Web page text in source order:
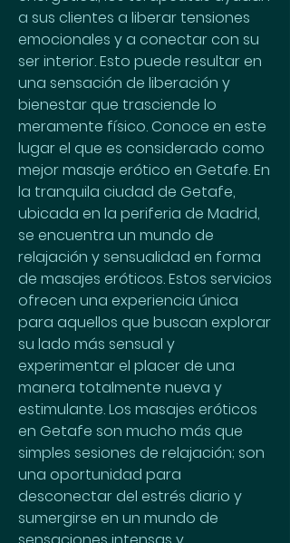
a sus clientes a liberar tensiones
emocionales y a conectar con su
ser interior. Esto puede resultar en
una sensación de liberación y
bienestar que trasciende lo
meramente físico. Conoce en este
lugar el que es considerado como
mejor masaje erótico en Getafe. En
la tranquila ciudad de Getafe,
ubicada en la periferia de Madrid,
se encuentra un mundo de
relajación y sensualidad en forma
de masajes eróticos. Estos servicios
ofrecen una experiencia única
para aquellos que buscan explorar
su lado más sensual y
experimentar el placer de una
manera totalmente nueva y
estimulante. Los masajes eróticos
en Getafe son mucho más que
simples sesiones de relajación; son
una oportunidad para
desconectar del estrés diario y
sumergirse en un mundo de